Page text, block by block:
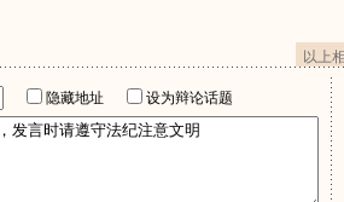
以上
隐藏地址 设为辩论话题